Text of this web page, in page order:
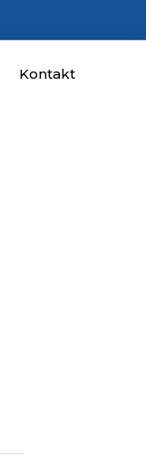
Kontakt